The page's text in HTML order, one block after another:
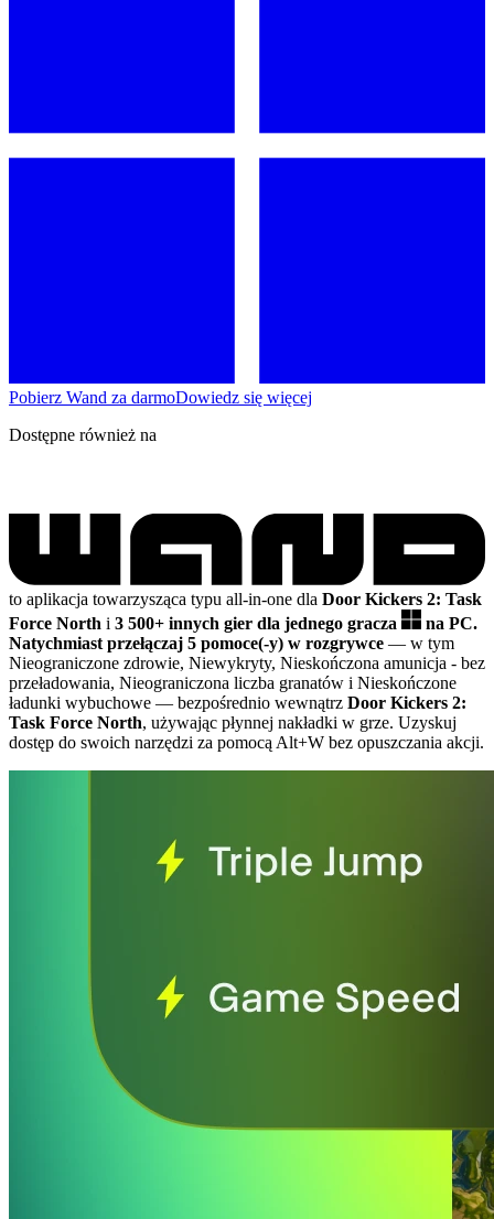
Pobierz Wand za darmoDowiedz się więcej
Dostępne również na
to aplikacja towarzysząca typu all-in-one dla Door Kickers 2: Task
Force North i 3 500+ innych gier dla jednego gracza
na PC.
Natychmiast przełączaj 5 pomoce(-y) w rozgrywce — w tym
Nieograniczone zdrowie, Niewykryty, Nieskończona amunicja - bez
przeładowania, Nieograniczona liczba granatów i Nieskończone
ładunki wybuchowe — bezpośrednio wewnątrz Door Kickers 2:
Task Force North, używając płynnej nakładki w grze. Uzyskuj
dostęp do swoich narzędzi za pomocą Alt+W bez opuszczania akcji.